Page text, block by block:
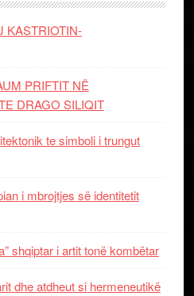
KASTRIOTIN-
PRIFTIT NË
DRAGO SILIQIT
te simboli i trungut
i mbrojtjes së identitetit
shqiptar i artit tonë kombëtar
dhe atdheut si hermeneutikë